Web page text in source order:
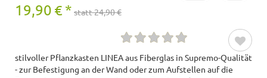
19,90 € * statt 24,90 €
stilvoller Pflanzkasten LINEA aus Fiberglas in Supremo-Qualität
- zur Befestigung an der Wand oder zum Aufstellen auf die